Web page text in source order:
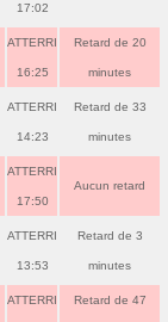
17:02
ATTERRI
16:25
Retard de 20
minutes
ATTERRI
14:23
Retard de 33
minutes
ATTERRI
17:50
Aucun retard
ATTERRI
13:53
Retard de 3
minutes
ATTERRI Retard de 47